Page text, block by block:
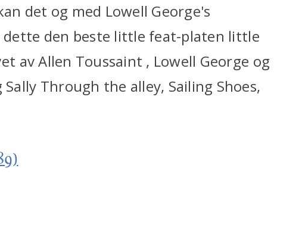
det og med Lowell George's
den beste little feat-platen little
av Allen Toussaint , Lowell George og
Sally Through the alley, Sailing Shoes,